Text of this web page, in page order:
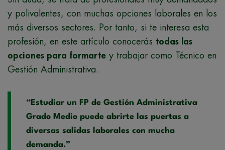
y polivalentes, con muchas opciones laborales en los
más diversos sectores. Por tanto, si te interesa esta
profesión, en este artículo conocerás todas las
opciones para formarte y trabajar como Técnico en
Gestión Administrativa.
“Estudiar un FP de Gestión Administrativa
Grado Medio puede abrirte las puertas a
diversas salidas laborales con mucha
demanda.”